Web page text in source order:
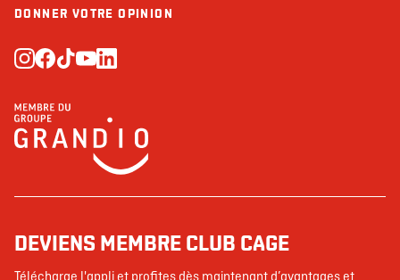
DONNER VOTRE OPINION
DEVIENS MEMBRE CLUB CAGE